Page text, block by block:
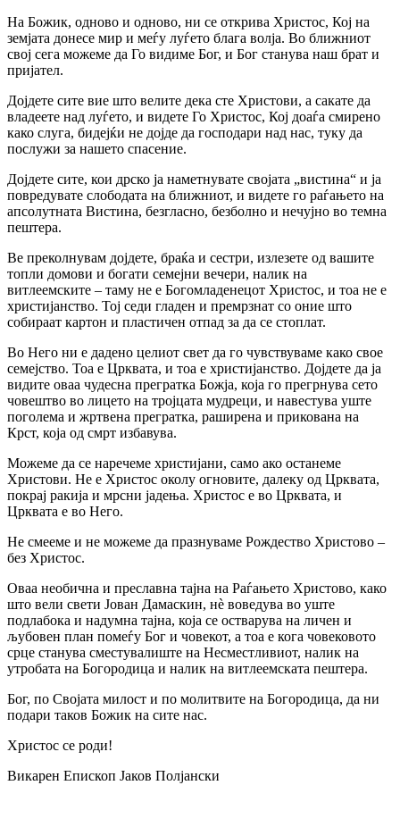
На Божик, одново и одново, ни се открива Христос, Кој на
земјата донесе мир и меѓу луѓето блага волја. Во ближниот
свој сега можеме да Го видиме Бог, и Бог станува наш брат и
пријател.
Дојдете сите вие што велите дека сте Христови, а сакате да
владеете над луѓето, и видете Го Христос, Кој доаѓа смирено
како слуга, бидејќи не дојде да господари над нас, туку да
послужи за нашето спасение.
Дојдете сите, кои дрско ја наметнувате својата „вистина“ и ја
повредувате слободата на ближниот, и видете го раѓањето на
апсолутната Вистина, безгласно, безболно и нечујно во темна
пештера.
Ве преколнувам дојдете, браќа и сестри, излезете од вашите
топли домови и богати семејни вечери, налик на
витлеемските – таму не е Богомладенецот Христос, и тоа не е
христијанство. Тој седи гладен и премрзнат со оние што
собираат картон и пластичен отпад за да се стоплат.
Во Него ни е дадено целиот свет да го чувствуваме како свое
семејство. Тоа е Црквата, и тоа е христијанство. Дојдете да ја
видите оваа чудесна прегратка Божја, која го прегрнува сето
човештво во лицето на тројцата мудреци, и навестува уште
поголема и жртвена прегратка, раширена и прикована на
Крст, која од смрт избавува.
Можеме да се наречеме христијани, само ако останеме
Христови. Не е Христос околу огновите, далеку од Црквата,
покрај ракија и мрсни јадења. Христос е во Црквата, и
Црквата е во Него.
Не смееме и не можеме да празнуваме Рождество Христово –
без Христос.
Оваа необична и преславна тајна на Раѓањето Христово, како
што вели свети Јован Дамаскин, нѐ воведува во уште
подлабока и надумна тајна, која се остварува на личен и
љубовен план помеѓу Бог и човекот, а тоа е кога човековото
срце станува сместувалиште на Несместливиот, налик на
утробата на Богородица и налик на витлеемската пештера.
Бог, по Својата милост и по молитвите на Богородица, да ни
подари таков Божик на сите нас.
Христос се роди!
Викарен Епископ Јаков Полјански